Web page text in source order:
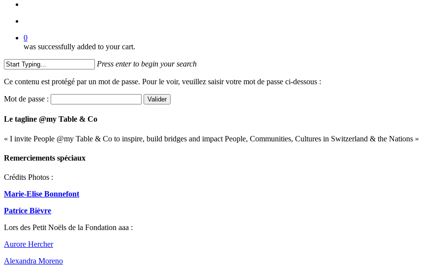
0
was successfully added to your cart.
Press enter to begin your search
Search
Ce contenu est protégé par un mot de passe. Pour le voir, veuillez saisir votre mot de passe ci-dessous :
Mot de passe :
Le tagline @my Table & Co
« I invite People @my Table & Co to inspire, build bridges and impact People, Communities, Cultures in Switzerland & the Nations »
Remerciements spéciaux
Crédits Photos :
Marie-Elise Bonnefont
Patrice Bièvre
Lors des Petit Noëls de la Fondation aaa :
Aurore Hercher
Alexandra Moreno